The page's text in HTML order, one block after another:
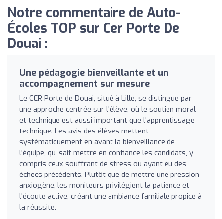
Notre commentaire de Auto-
Écoles TOP sur Cer Porte De
Douai :
Une pédagogie bienveillante et un
accompagnement sur mesure
Le CER Porte de Douai, situé à Lille, se distingue par
une approche centrée sur l'élève, où le soutien moral
et technique est aussi important que l'apprentissage
technique. Les avis des élèves mettent
systématiquement en avant la bienveillance de
l'équipe, qui sait mettre en confiance les candidats, y
compris ceux souffrant de stress ou ayant eu des
échecs précédents. Plutôt que de mettre une pression
anxiogène, les moniteurs privilégient la patience et
l'écoute active, créant une ambiance familiale propice à
la réussite.